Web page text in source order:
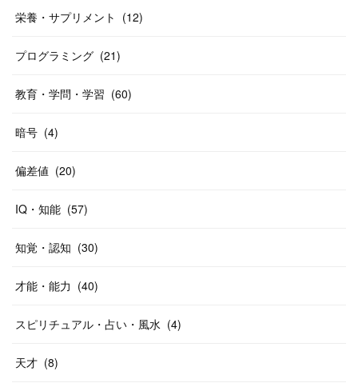
栄養・サプリメント (12)
プログラミング (21)
教育・学問・学習 (60)
暗号 (4)
偏差値 (20)
IQ・知能 (57)
知覚・認知 (30)
才能・能力 (40)
スピリチュアル・占い・風水 (4)
天才 (8)